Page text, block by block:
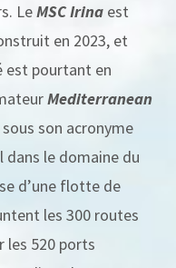
LeMSC Irina est
en 2023, et
est pourtant en
Mediterranean
son acronyme
dans le domaine du
d’une flotte de
les 300 routes
les 520 ports